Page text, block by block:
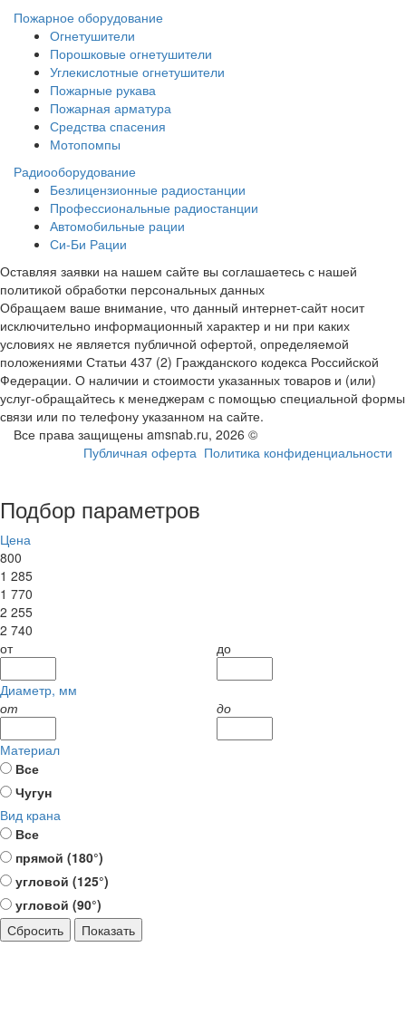
Пожарное оборудование
Огнетушители
Порошковые огнетушители
Углекислотные огнетушители
Пожарные рукава
Пожарная арматура
Средства спасения
Мотопомпы
Радиооборудование
Безлицензионные радиостанции
Профессиональные радиостанции
Автомобильные рации
Си-Би Рации
Оставляя заявки на нашем сайте вы соглашаетесь с нашей
политикой обработки персональных данных
Обращаем ваше внимание, что данный интернет-сайт носит
исключительно информационный характер и ни при каких
условиях не является публичной офертой, определяемой
положениями Статьи 437 (2) Гражданского кодекса Российской
Федерации. О наличии и стоимости указанных товаров и (или)
услуг-обращайтесь к менеджерам с помощью специальной формы
связи или по телефону указанном на сайте.
Все права защищены amsnab.ru, 2026 ©
Публичная оферта Политика конфиденциальности
Подбор параметров
Цена
800
1 285
1 770
2 255
2 740
от
до
Диаметр, мм
от
до
Материал
Все
Чугун
Вид крана
Все
прямой (180°)
угловой (125°)
угловой (90°)
Сбросить
Показать